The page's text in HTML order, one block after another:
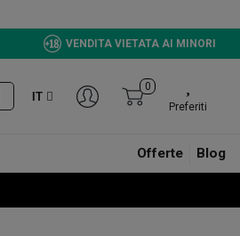
VENDITA VIETATA AI MINORI
IT
0
Preferiti
Offerte Blog